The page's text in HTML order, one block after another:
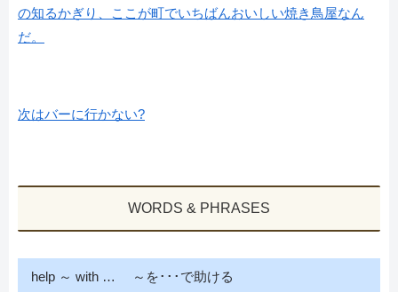
の知るかぎり、ここが町でいちばんおいしい焼き鳥屋なん
だ。
次はバーに行かない?
WORDS & PHRASES
help ～ with … ～を･･･で助ける